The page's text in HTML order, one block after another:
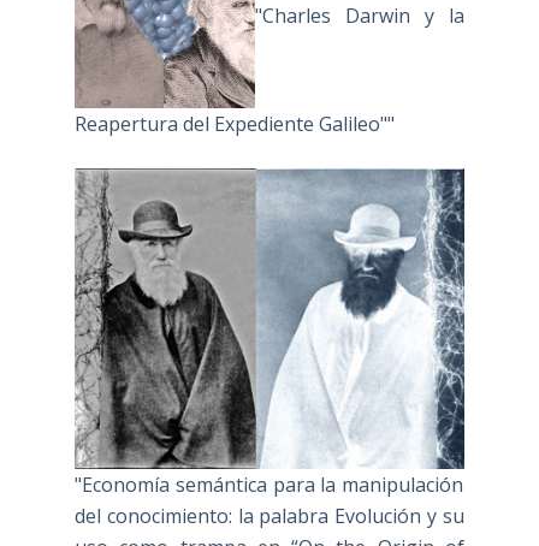
"Charles Darwin y la
Reapertura del Expediente Galileo""
"Economía semántica para la manipulación
del conocimiento: la palabra Evolución y su